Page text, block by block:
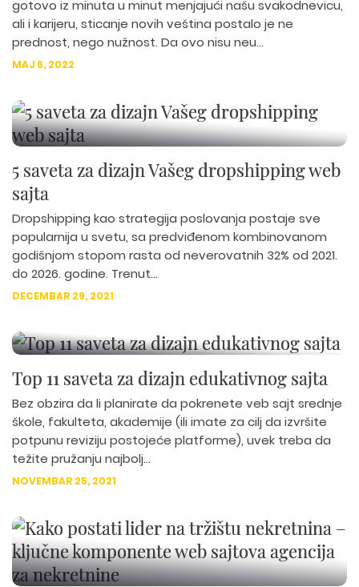
gotovo iz minuta u minut menjajući našu svakodnevicu,
ali i karijeru, sticanje novih veština postalo je ne
prednost, nego nužnost. Da ovo nisu neu...
MAJ 6, 2022
5 saveta za dizajn Vašeg dropshipping web
sajta
Dropshipping kao strategija poslovanja postaje sve
popularnija u svetu, sa predviđenom kombinovanom
godišnjom stopom rasta od neverovatnih 32% od 2021.
do 2026. godine. Trenut...
DECEMBAR 29, 2021
Top 11 saveta za dizajn edukativnog sajta
Bez obzira da li planirate da pokrenete veb sajt srednje
škole, fakulteta, akademije (ili imate za cilj da izvršite
potpunu reviziju postojeće platforme), uvek treba da
težite pružanju najbolj...
NOVEMBAR 25, 2021